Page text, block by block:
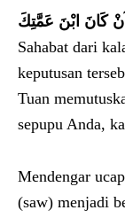
كَانَ ابْنَ عَمَّتِكَ
Sahabat dari
keputusan
Tuan
sepupu Anda,
Mendengar
(saw) menjadi